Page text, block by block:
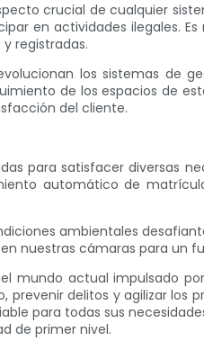
crucial de cualquier
en actividades ilegales.
registradas.
los sistemas de
de los espacios de
del cliente.
para satisfacer diversas
automático de
ambientales
nuestras cámaras para un
mundo actual impulsado
prevenir delitos y agilizar
para todas sus
de primer nivel.